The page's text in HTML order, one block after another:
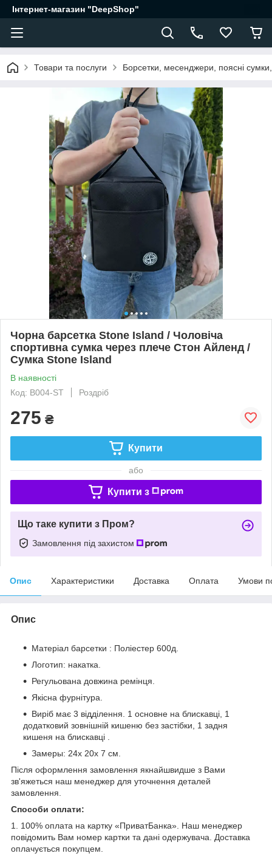
Інтернет-магазин "DeepShop"
Товари та послуги Борсетки, месенджери, поясні сумки,
Чорна барсетка Stone Island / Чоловіча
спортивна сумка через плече Стон Айленд /
Сумка Stone Island
В наявності
Код: В004-ST
Роздріб
275 ₴
Купити
або
Купити з
Що таке купити з Пром?
Замовлення під захистом
Опис Характеристики Доставка Оплата Умови
Опис
Матеріал барсетки : Поліестер 600д.
Логотип: накатка.
Регульована довжина ремінця.
Якісна фурнітура.
Виріб має 3 відділення. 1 основне на блискавці, 1
додатковий зовнішній кишеню без застібки, 1 задня
кишеня на блискавці .
Замеры: 24x 20x 7 см.
Після оформлення замовлення якнайшвидше з Вами
зв'яжеться наш менеджер для уточнення деталей
замовлення.
Способи оплати:
1. 100% оплата на картку «ПриватБанка». Наш менеджер
повідомить Вам номер картки та дані одержувача. Доставка
оплачується покупцем.